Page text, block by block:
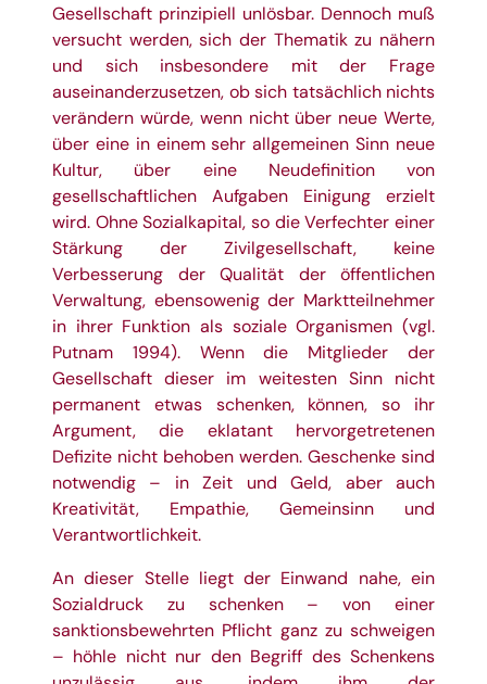
Gesellschaft prinzipiell unlösbar. Dennoch muß
versucht werden, sich der Thematik zu nähern
und sich insbesondere mit der Frage
auseinanderzusetzen, ob sich tatsächlich nichts
verändern würde, wenn nicht über neue Werte,
über eine in einem sehr allgemeinen Sinn neue
Kultur, über eine Neudefinition von
gesellschaftlichen Aufgaben Einigung erzielt
wird. Ohne Sozialkapital, so die Verfechter einer
Stärkung der Zivilgesellschaft, keine
Verbesserung der Qualität der öffentlichen
Verwaltung, ebensowenig der Marktteilnehmer
in ihrer Funktion als soziale Organismen (vgl.
Putnam 1994). Wenn die Mitglieder der
Gesellschaft dieser im weitesten Sinn nicht
permanent etwas schenken, können, so ihr
Argument, die eklatant hervorgetretenen
Defizite nicht behoben werden. Geschenke sind
notwendig – in Zeit und Geld, aber auch
Kreativität, Empathie, Gemeinsinn und
Verantwortlichkeit.
An dieser Stelle liegt der Einwand nahe, ein
Sozialdruck zu schenken – von einer
sanktionsbewehrten Pflicht ganz zu schweigen
– höhle nicht nur den Begriff des Schenkens